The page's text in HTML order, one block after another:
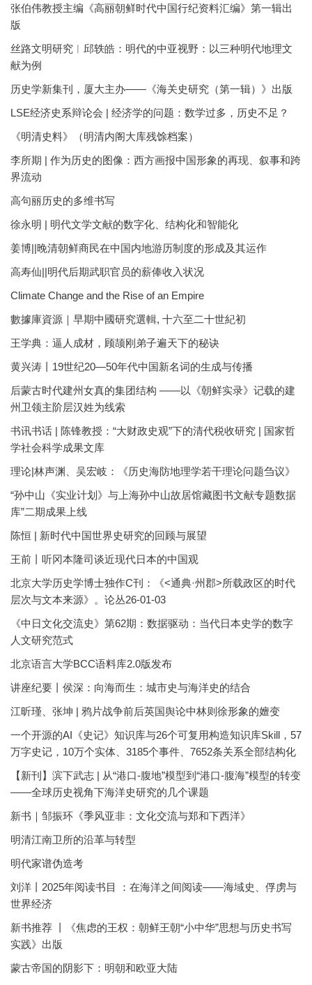
张伯伟教授主编《高丽朝鲜时代中国行纪资料汇编》第一辑出
版
丝路文明研究︱邱轶皓：明代的中亚视野：以三种明代地理文
献为例
历史学新集刊，厦大主办——《海关史研究（第一辑）》出版
LSE经济史系辩论会 | 经济学的问题：数学过多，历史不足？
《明清史料》（明清内阁大库残馀档案）
李所期 | 作为历史的图像：西方画报中国形象的再现、叙事和跨
界流动
高句丽历史的多维书写
徐永明 | 明代文学文献的数字化、结构化和智能化
姜博||晚清朝鲜商民在中国内地游历制度的形成及其运作
高寿仙||明代后期武职官员的薪俸收入状况
Climate Change and the Rise of an Empire
數據庫資源｜早期中國研究選輯, 十六至二十世紀初
王学典：逼人成材，顾颉刚弟子遍天下的秘诀
黄兴涛丨19世纪20—50年代中国新名词的生成与传播
后蒙古时代建州女真的集团结构 ——以《朝鲜实录》记载的建
州卫领主阶层汉姓为线索
书讯书话 | 陈锋教授：“大财政史观”下的清代税收研究 | 国家哲
学社会科学成果文库
理论|林声渊、吴宏岐：《历史海防地理学若干理论问题刍议》
“孙中山《实业计划》与上海孙中山故居馆藏图书文献专题数据
库”二期成果上线
陈恒 | 新时代中国世界史研究的回顾与展望
王前丨听冈本隆司谈近现代日本的中国观
北京大学历史学博士独作C刊：《<通典·州郡>所载政区的时代
层次与文本来源》。论丛26-01-03
《中日文化交流史》第62期：数据驱动：当代日本史学的数字
人文研究范式
北京语言大学BCC语料库2.0版发布
讲座纪要丨侯深：向海而生：城市史与海洋史的结合
江昕瑾、张坤 | 鸦片战争前后英国舆论中林则徐形象的嬗变
一个开源的AI《史记》知识库与26个可复用构造知识库Skill，57
万字史记，10万个实体、3185个事件、7652条关系全部结构化
【新刊】滨下武志 | 从“港口-腹地”模型到“港口-腹海”模型的转变
——全球历史视角下海洋史研究的几个课题
新书｜邹振环《季风亚非：文化交流与郑和下西洋》
明清江南卫所的沿革与转型
明代家谱伪造考
刘洋丨2025年阅读书目 ：在海洋之间阅读——海域史、俘虏与
世界经济
新书推荐 丨《焦虑的王权：朝鲜王朝“小中华”思想与历史书写
实践》出版
蒙古帝国的阴影下：明朝和欧亚大陆